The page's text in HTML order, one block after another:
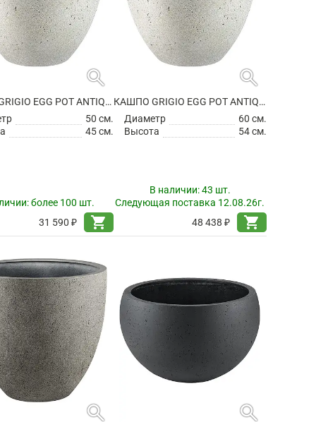
search
КАШПО GRIGIO EGG POT ANTIQUE WHITE
50 см.
45 см.
более 100 шт.
31 590 ₽
shopping_cart
search
КАШПО GRIGIO EGG POT ANTIQUE WHITE
Диаметр
60 см.
Высота
54 см.
В наличии:43 шт.
Следующая поставка 12.08.26г.
48 438 ₽
shopping_cart
search search